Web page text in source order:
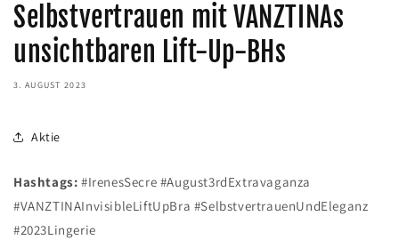
Selbstvertrauen mit VANZTINAs
unsichtbaren Lift-Up-BHs
3. AUGUST 2023
Aktie
Hashtags: #IrenesSecre #August3rdExtravaganza
#VANZTINAInvisibleLiftUpBra #SelbstvertrauenUndEleganz
#2023Lingerie